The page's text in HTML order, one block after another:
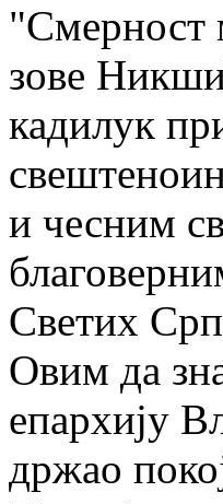
"Смерност
зове
кадилук
и чесним
Светих
Овим да
епархију
држао